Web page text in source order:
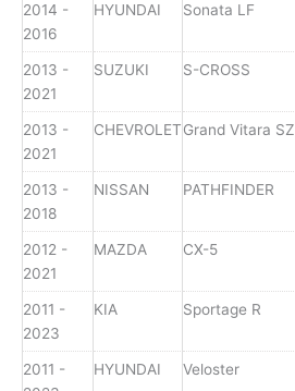
2014 -
2016
HYUNDAI Sonata LF
2013 -
2021
SUZUKI S-CROSS
2013 -
2021
CHEVROLETGrand Vitara SZ
2013 -
2018
NISSAN PATHFINDER
2012 -
2021
MAZDA CX-5
2011 -
2023
KIA Sportage R
2011 -
HYUNDAI Veloster